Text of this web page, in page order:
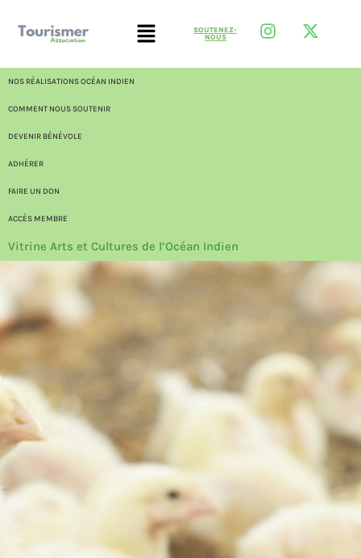
SOUTENEZ-
NOUS
NOS RÉALISATIONS OCÉAN INDIEN
COMMENT NOUS SOUTENIR
DEVENIR BÉNÉVOLE
ADHÉRER
FAIRE UN DON
ACCÈS MEMBRE
Vitrine Arts et Cultures de l’Océan Indien